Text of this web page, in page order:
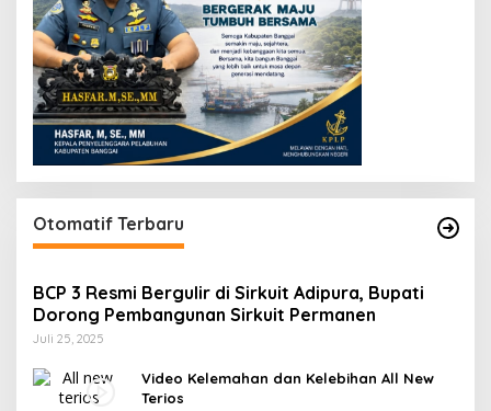
Otomatif Terbaru
BCP 3 Resmi Bergulir di Sirkuit Adipura, Bupati
Dorong Pembangunan Sirkuit Permanen
Juli 25, 2025
Video Kelemahan dan Kelebihan All New
Terios